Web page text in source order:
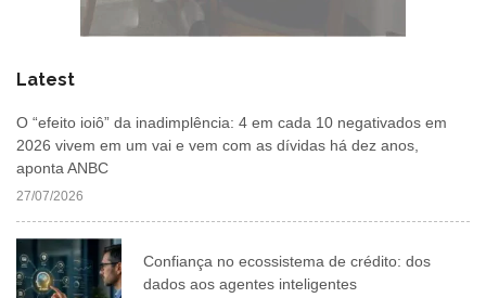
Latest
O “efeito ioiô” da inadimplência: 4 em cada 10 negativados em
2026 vivem em um vai e vem com as dívidas há dez anos,
aponta ANBC
27/07/2026
Confiança no ecossistema de crédito: dos
dados aos agentes inteligentes